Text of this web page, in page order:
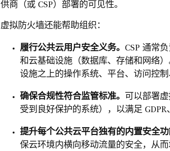
供商（或 CSP）部署的可见性。
虚拟防火墙还能帮助组织：
履行公共云用户安全义务。
CSP 通常
和云基础设施（数据库、存储和网络
设施之上的操作系统、平台、访问控
确保合规性符合监管标准。
可以部署
受到良好保护的系统），以满足
提升每个公共云平台独有的内置安全功
保云环境内横向移动流量的安全，从